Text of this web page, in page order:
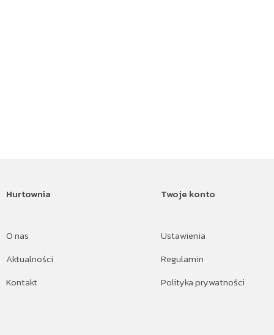
Hurtownia
O nas
Aktualności
Kontakt
Twoje konto
Ustawienia
Regulamin
Polityka prywatności